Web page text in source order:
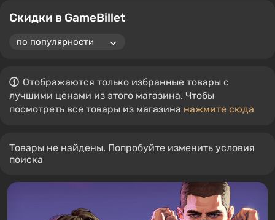
Скидки в GameBillet
Отображаются только избранные товары с
лучшими ценами из этого магазина. Чтобы
посмотреть все товары из магазина нажмите сюда
Товары не найдены. Попробуйте изменить условия
поиска